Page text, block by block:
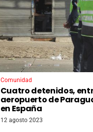
Comunidad
Cuatro detenidos,
aeropuerto de
en España
12 agosto 2023